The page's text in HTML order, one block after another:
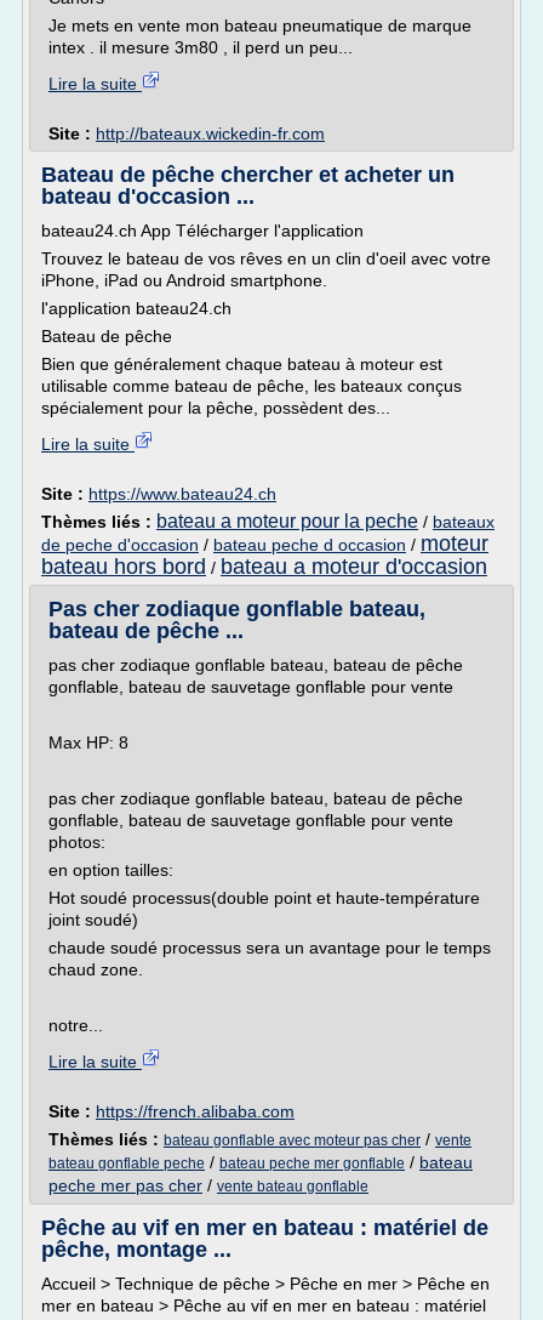
Je mets en vente mon bateau pneumatique de marque
intex . il mesure 3m80 , il perd un peu...
Lire la suite
Site : http://bateaux.wickedin-fr.com
Bateau de pêche chercher et acheter un
bateau d'occasion ...
bateau24.ch App Télécharger l'application
Trouvez le bateau de vos rêves en un clin d'oeil avec votre
iPhone, iPad ou Android smartphone.
l'application bateau24.ch
Bateau de pêche
Bien que généralement chaque bateau à moteur est
utilisable comme bateau de pêche, les bateaux conçus
spécialement pour la pêche, possèdent des...
Lire la suite
Site : https://www.bateau24.ch
Thèmes liés : bateau a moteur pour la peche / bateaux
de peche d'occasion / bateau peche d occasion / moteur
bateau hors bord / bateau a moteur d'occasion
Pas cher zodiaque gonflable bateau,
bateau de pêche ...
pas cher zodiaque gonflable bateau, bateau de pêche
gonflable, bateau de sauvetage gonflable pour vente
Max HP: 8
pas cher zodiaque gonflable bateau, bateau de pêche
gonflable, bateau de sauvetage gonflable pour vente
photos:
en option tailles:
Hot soudé processus(double point et haute-température
joint soudé)
chaude soudé processus sera un avantage pour le temps
chaud zone.
notre...
Lire la suite
Site : https://french.alibaba.com
Thèmes liés : bateau gonflable avec moteur pas cher / vente
bateau gonflable peche / bateau peche mer gonflable / bateau
peche mer pas cher / vente bateau gonflable
Pêche au vif en mer en bateau : matériel de
pêche, montage ...
Accueil > Technique de pêche > Pêche en mer > Pêche en
mer en bateau > Pêche au vif en mer en bateau : matériel